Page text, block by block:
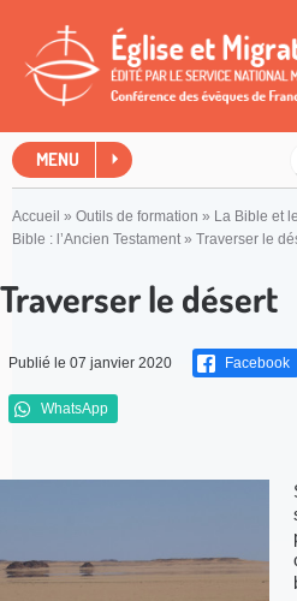
MENU
Accueil » Outils de formation » La Bible et
Bible : l’Ancien Testament» Traverser le
Traverser le désert
Publié le 07 janvier 2020 Facebook
WhatsApp